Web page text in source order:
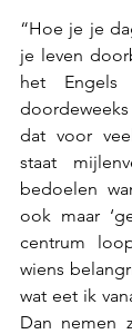
“Hoe je je
je leven
het
dat voor
staat
bedoelen
ook maar
centrum
wiens
wat eet ik
Dan nemen